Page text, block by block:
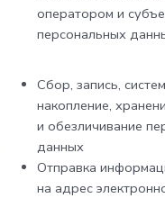
оператором и
персональных
Сбор, запись,
накопление,
и обезличивание
данных
Отправка
на адрес